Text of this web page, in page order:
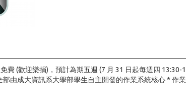
費 (歡迎樂捐)，預計為期五週 (7 月 31 日起每週四
部由成大資訊系大學部學生自主開發的作業系統核心 * 作